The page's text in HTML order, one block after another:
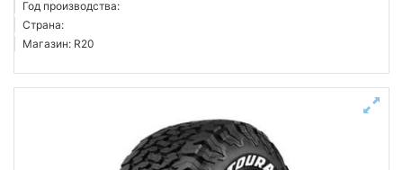
Год производства:
Страна:
Магазин: R20